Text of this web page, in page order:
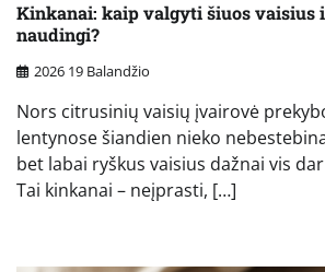
Kinkanai: kaip valgyti šiuos vaisius
naudingi?
2026 19 Balandžio
Nors citrusinių vaisių įvairovė
lentynose šiandien nieko
bet labai ryškus vaisius dažnai vis
Tai kinkanai – neįprasti, […]